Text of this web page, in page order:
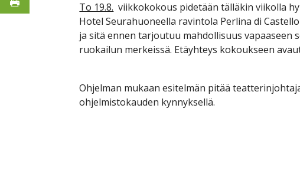
To 19.8. viikkokokous pidetään tälläkin viikolla
Hotel Seurahuoneella ravintola Perlina di
ja sitä ennen tarjoutuu mahdollisuus vapaaseen
ruokailun merkeissä. Etäyhteys kokoukseen
Ohjelman mukaan esitelmän pitää
ohjelmistokauden kynnyksellä.